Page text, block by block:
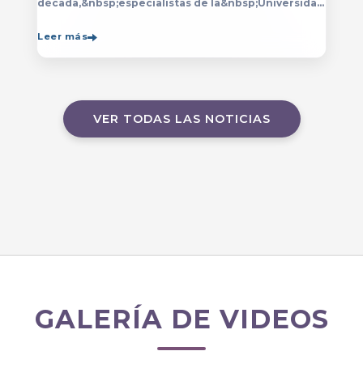
década,&nbsp;especialistas de la&nbsp;Universidad
Leer más
VER TODAS LAS NOTICIAS
GALERÍA DE VIDEOS